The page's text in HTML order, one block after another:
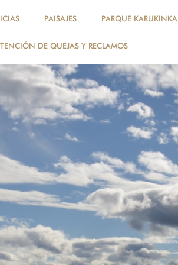
PAISAJES PARQUE KARUKINKA
DE QUEJAS Y RECLAMOS